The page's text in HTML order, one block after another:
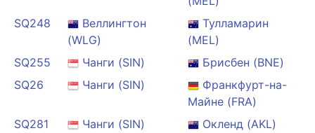
SQ248
Веллингтон
(WLG)
Тулламарин
(MEL)
SQ255
Чанги (SIN)
Брисбен (BNE)
SQ26
Чанги (SIN)
Франкфурт-на-
Майне (FRA)
SQ281
Чанги (SIN)
Окленд (AKL)